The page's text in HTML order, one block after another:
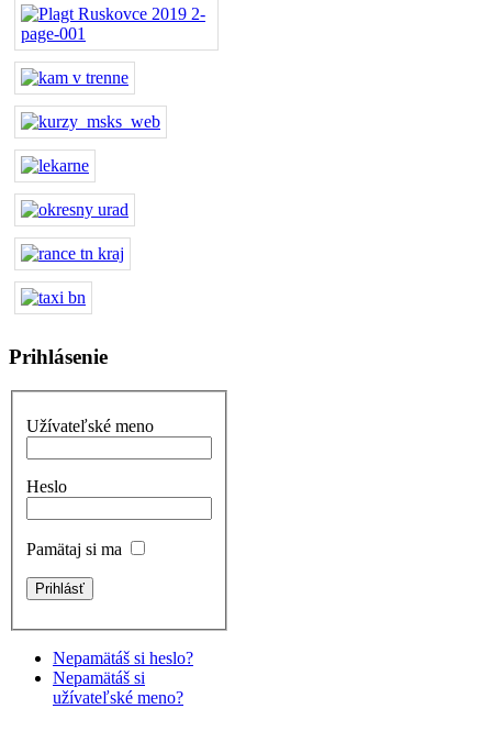
Prihlásenie
Užívateľské meno
Heslo
Pamätaj si ma
Nepamätáš si heslo?
Nepamätáš si
užívateľské meno?